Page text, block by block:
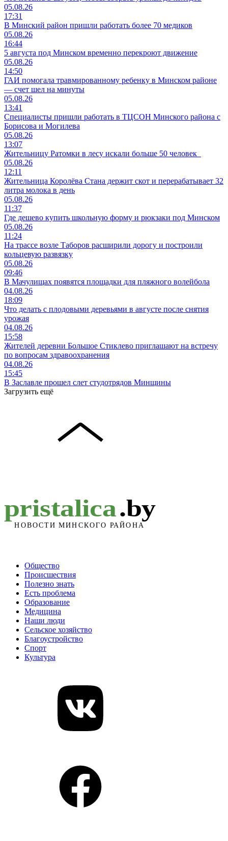
05.08.26
17:31
В Минский район пришли работать более 70 медиков
05.08.26
16:44
5 августа под Минском временно перекроют движение
05.08.26
14:50
ГАИ помогала травмированному ребенку в Минском районе
— счет шел на минуты
05.08.26
13:41
Специалисты пришли работать в ТЦСОН Минского района с
Борисова и Могилева
05.08.26
13:07
Жительницу Ратомки в лесу искали больше 50 человек
05.08.26
12:11
Жительница Королёва Стана держит скот и перерабатывает 32
литра молока в день
05.08.26
11:37
Где дешево купить школьную форму и рюкзаки под Минском
05.08.26
11:24
На трассе возле Таборов расширили дорогу и построили
кольцевую развязку
05.08.26
09:46
В Мачулищах появятся площадки для пляжного волейбола
04.08.26
18:09
Что делать с плодовыми деревьями в августе после снятия
урожая
04.08.26
15:58
Жителей деревни Большое Стиклево приглашают на встречу
по вопросам здравоохранения
04.08.26
15:45
В Заславле прошел слет студотрядов Минщины
Загрузить ещё
Общество
Происшествия
Полезно знать
Есть проблема
Образование
Медицина
Наши люди
Сельское хозяйство
Благоустройство
Спорт
Культура